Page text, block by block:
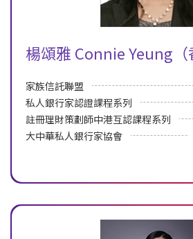
楊頌雅 Connie Yeung（
家族信託聯盟
私人銀行家認證課程系列
註冊理財策劃師中港互認課程系列
大中華私人銀行家協會